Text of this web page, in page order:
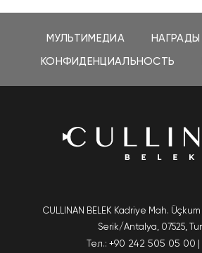
МУЛЬТИМЕДИА НАГРАДЫ
КОНФИДЕНЦИАЛЬНОСТЬ
CULLINAN BELEK Kadriye Mah.
Serik/Antalya, 07525,
Тел.: +90 242 505 05 00